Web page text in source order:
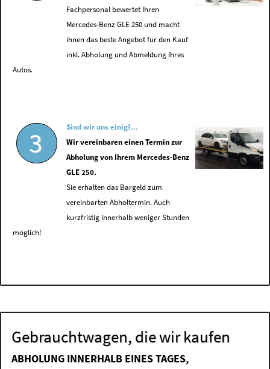
Fachpersonal bewertet Ihren
Mercedes-Benz GLE 250 und macht
ihnen das beste Angebot für den Kauf
inkl. Abholung und Abmeldung Ihres
Autos.
3
Sind wir uns einig?...
Wir vereinbaren einen Termin zur
Abholung von Ihrem Mercedes-Benz
GLE 250.
Sie erhalten das Bargeld zum
vereinbarten Abholtermin. Auch
kurzfristig innerhalb weniger Stunden
möglich!
Gebrauchtwagen, die wir kaufen
ABHOLUNG INNERHALB EINES TAGES,